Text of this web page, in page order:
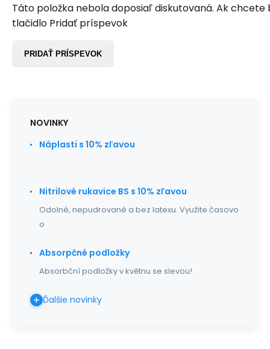
Táto položka nebola doposiaľ diskutovaná. Ak chcete
tlačidlo Pridať príspevok
PRIDAŤ PRÍSPEVOK
NOVINKY
Náplasti s 10% zľavou
Nitrilové rukavice BS s 10% zľavou
Odolné, nepudrované a bez latexu. Využite časovo
o
Absorpčné podložky
Absorbční podložky v květnu se slevou!
Ďalšie novinky